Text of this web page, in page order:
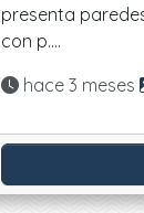
presenta
con p....
Actualizado:
hace 3 meses